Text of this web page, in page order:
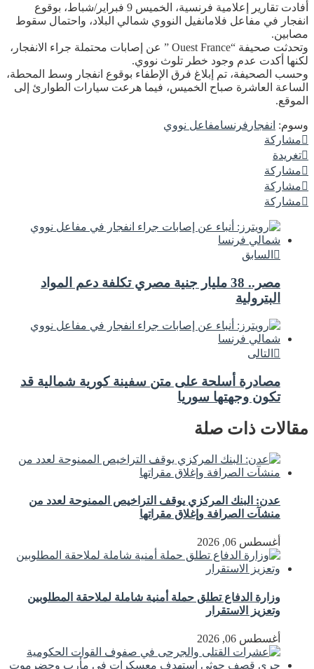
أفادت تقارير إعلامية فرنسية، الخميس 9 فبراير/شباط، بوقوع
انفجار في مفاعل فلامانفيل النووي شمالي البلاد، واحتمال سقوط
مصابين.
وتحدثت صحيفة “Ouest France ” عن إصابات محتملة جراء الانفجار،
لكنها أكدت عدم وجود خطر تلوث نووي.
وحسب الصحيفة، تم إبلاغ فرق الإطفاء بوقوع انفجار وسط المحطة،
الساعة العاشرة صباح الخميس، فيما هرعت سيارات الطوارئ إلى
الموقع.
وسوم: انفجار فرنسامفاعل نووي
مشاركة
تغريدة
مشاركة
مشاركة
مشاركة
السابق
مصر.. 38 مليار جنية مصري تكلفة دعم المواد
البترولية
التالى
مصادرة أسلحة على متن سفينة كورية شمالية قد
تكون وجهتها سوريا
مقالات ذات صلة
عدن: البنك المركزي يوقف التراخيص الممنوحة لعدد من
منشآت الصرافة وإغلاق مقراتها
أغسطس 06, 2026
وزارة الدفاع تطلق حملة أمنية شاملة لملاحقة المطلوبين
وتعزيز الاستقرار
أغسطس 06, 2026